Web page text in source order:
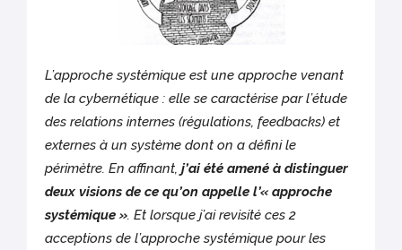
L’approche systémique est une approche venant
de la cybernétique : elle se caractérise par l’étude
des relations internes (régulations, feedbacks) et
externes à un système dont on a défini le
périmètre. En affinant,j’ai été amené à distinguer
deux visions de ce qu’on appelle l’« approche
systémique ». Et lorsque j’ai revisité ces 2
acceptions de l’approche systémique pour les